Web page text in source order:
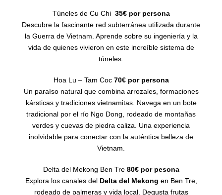
Túneles de Cu Chi 35€ por persona
Descubre la fascinante red subterránea utilizada durante
la Guerra de Vietnam. Aprende sobre su ingeniería y la
vida de quienes vivieron en este increíble sistema de
túneles.
Hoa Lu – Tam Coc 70€ por persona
Un paraíso natural que combina arrozales, formaciones
kársticas y tradiciones vietnamitas. Navega en un bote
tradicional por el río Ngo Dong, rodeado de montañas
verdes y cuevas de piedra caliza. Una experiencia
inolvidable para conectar con la auténtica belleza de
Vietnam.
Delta del Mekong Ben Tre80€ por pesona
Explora los canales del Delta del Mekong en Ben Tre,
rodeado de palmeras y vida local. Degusta frutas